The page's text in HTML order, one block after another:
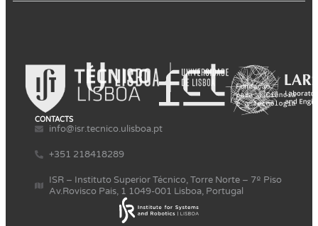
CONTACTS
info@isr.tecnico.ulisboa.pt
+351 218418289
ISR – Instituto Superior Técnico, Torre Norte – 7º Piso
Av.Rovisco Pais, 1 1049-001 Lisboa, Portugal